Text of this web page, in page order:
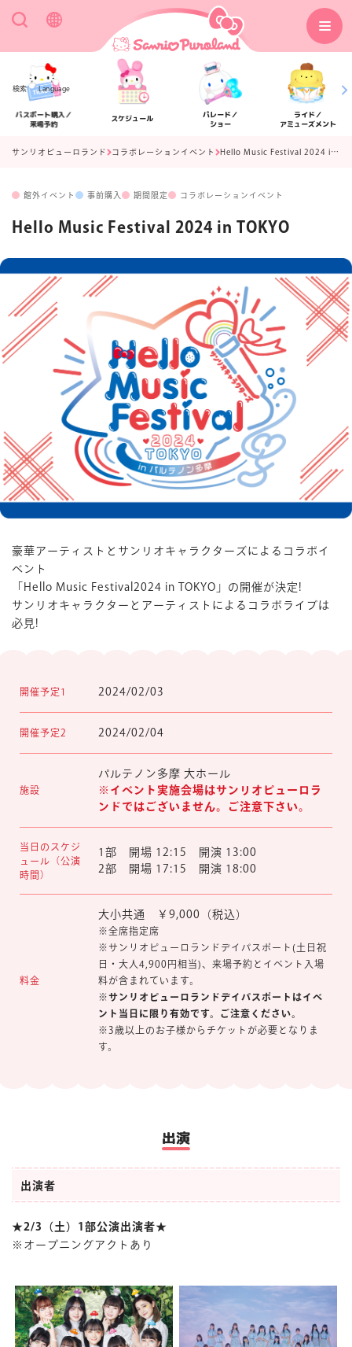
検索 Language
パスポート購入／
来場予約
スケジュール
パレード／
ショー
ライド／
アミューズメント
楽しみ方 サービスガイド
よくあるご質問
マイページ
サンリオピューロランド コラボレーションイベント Hello Music Festival 2024 in TOKYO
館外イベント 事前購入 期間限定 コラボレーションイベント
Hello Music Festival 2024 in TOKYO
豪華アーティストとサンリオキャラクターズによるコラボイ
べント
「Hello Music Festival2024 in TOKYO」の開催が決定!
サンリオキャラクターとアーティストによるコラボライブは
必見!
開催予定1 2024/02/03
開催予定2 2024/02/04
施設
パルテノン多摩 大ホール
※イベント実施会場はサンリオピューロラ
ンドでは ございません。ご注意下さい。
当日のスケジ
ュール（公演
時間）
1部 開場 12:15 開演 13:00
2部 開場 17:15 開演 18:00
料金
大小共通 ￥9,000（税込）
※全席指定席
※サンリオピューロランドデイパスポート(土日祝
日・大人4,900円相当)、来場予約とイベント入場
料が含まれています。
※サンリオピューロランドデイパスポートはイベ
ント当日に限り有効です。ご注意ください。
※3歳以上のお子様からチケットが必要となりま
す。
出演
出演者
★2/3（土）1部公演出演者★
※オープニングアクトあり